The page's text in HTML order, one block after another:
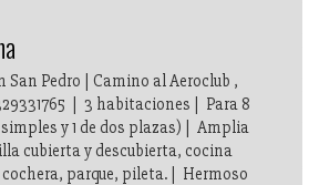
San Pedro | Camino al Aeroclub ,
| 3 habitaciones | Para 8
y 1 de dos plazas) | Amplia
cubierta y descubierta, cocina
parque, pileta. | Hermoso